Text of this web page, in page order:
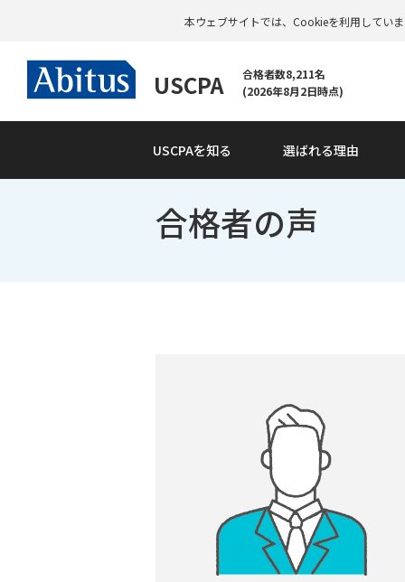
本ウェブサイトでは、Cookieを利用してい
USCPA
合格者数8,211名
(2026年8月2日時点)
USCPAを知る 選ばれる理由
合格者の声